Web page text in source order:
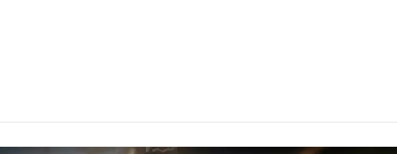
टाइम पर जताई गंभीर चिंता